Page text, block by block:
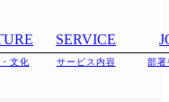
文化
SERVICE
サービス内容 部署